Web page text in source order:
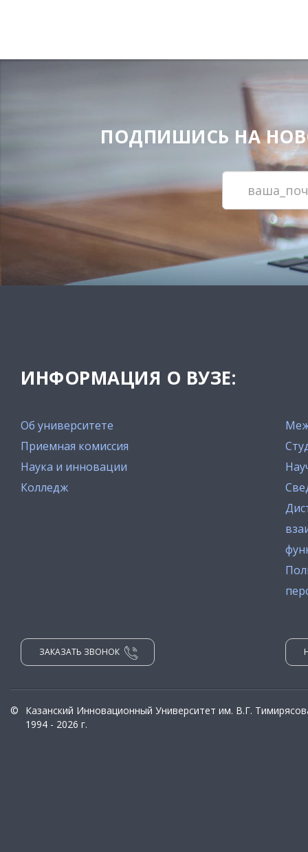
ПОДПИШИСЬ НА
ИНФОРМАЦИЯ О ВУЗЕ:
Об университете
Приемная комиссия
Наука и инновации
Колледж
ЗАКАЗАТЬ ЗВОНОК
©
Казанский Инновационный Университет им. В.Г.
1994 - 2026 г.